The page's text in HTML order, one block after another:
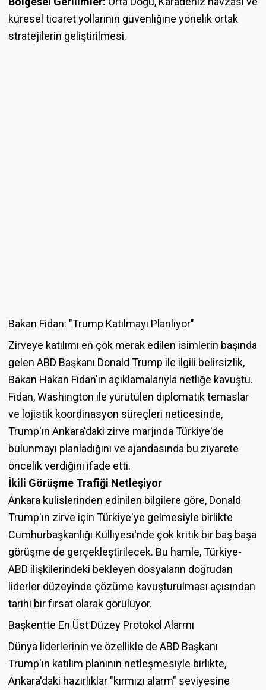
küresel ticaret yollarının güvenliğine yönelik ortak
stratejilerin geliştirilmesi.
Bakan Fidan: "Trump Katılmayı Planlıyor"
Zirveye katılımı en çok merak edilen isimlerin başında
gelen ABD Başkanı Donald Trump ile ilgili belirsizlik,
Bakan Hakan Fidan'ın açıklamalarıyla netliğe kavuştu.
Fidan, Washington ile yürütülen diplomatik temaslar
ve lojistik koordinasyon süreçleri neticesinde,
Trump'ın Ankara'daki zirve marjında Türkiye'de
bulunmayı planladığını ve ajandasında bu ziyarete
öncelik verdiğini ifade etti.
İkili Görüşme Trafiği Netleşiyor
Ankara kulislerinden edinilen bilgilere göre, Donald
Trump'ın zirve için Türkiye'ye gelmesiyle birlikte
Cumhurbaşkanlığı Külliyesi'nde çok kritik bir baş başa
görüşme de gerçekleştirilecek. Bu hamle, Türkiye-
ABD ilişkilerindeki bekleyen dosyaların doğrudan
liderler düzeyinde çözüme kavuşturulması açısından
tarihi bir fırsat olarak görülüyor.
Başkentte En Üst Düzey Protokol Alarmı
Dünya liderlerinin ve özellikle de ABD Başkanı
Trump'ın katılım planının netleşmesiyle birlikte,
Ankara'daki hazırlıklar "kırmızı alarm" seviyesine